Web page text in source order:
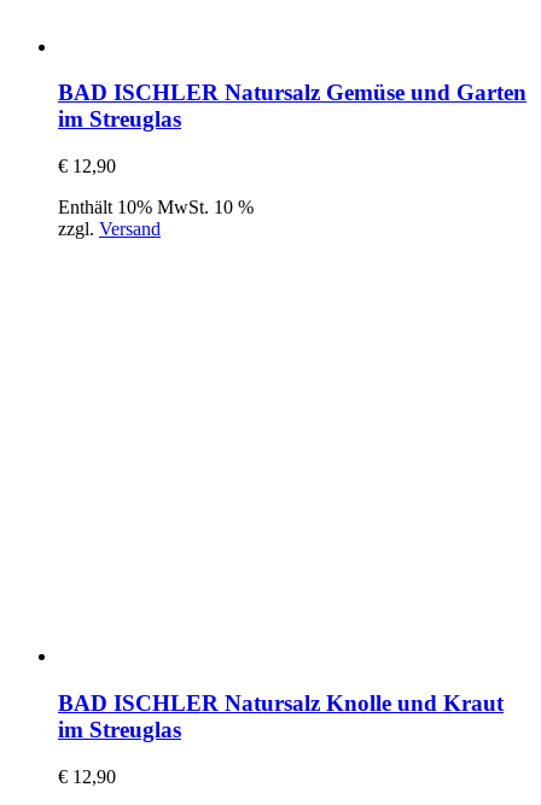
BAD ISCHLER Natursalz Gemüse und Garten
im Streuglas
€ 12,90
Enthält 10% MwSt. 10 %
zzgl. Versand
BAD ISCHLER Natursalz Knolle und Kraut
im Streuglas
€ 12,90